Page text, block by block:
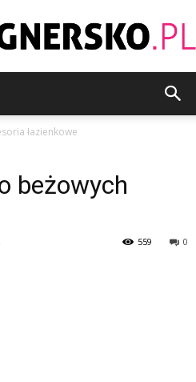
łazienkowe
beżowych
0
559